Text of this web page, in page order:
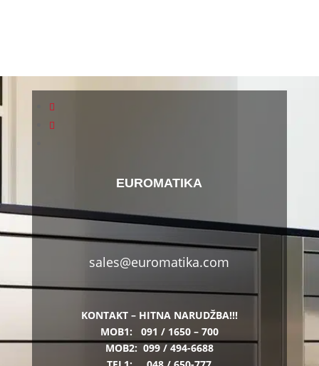
EUROMATIKA
sales@euromatika.com
KONTAKT – HITNA NARUDŽBA!!!
MOB1: 091 / 1650 – 700
MOB2: 099 / 494-6688